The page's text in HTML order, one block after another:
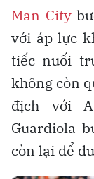
Man City
với áp lực
tiếc nuối
không còn
địch với
Guardiola
còn lại để